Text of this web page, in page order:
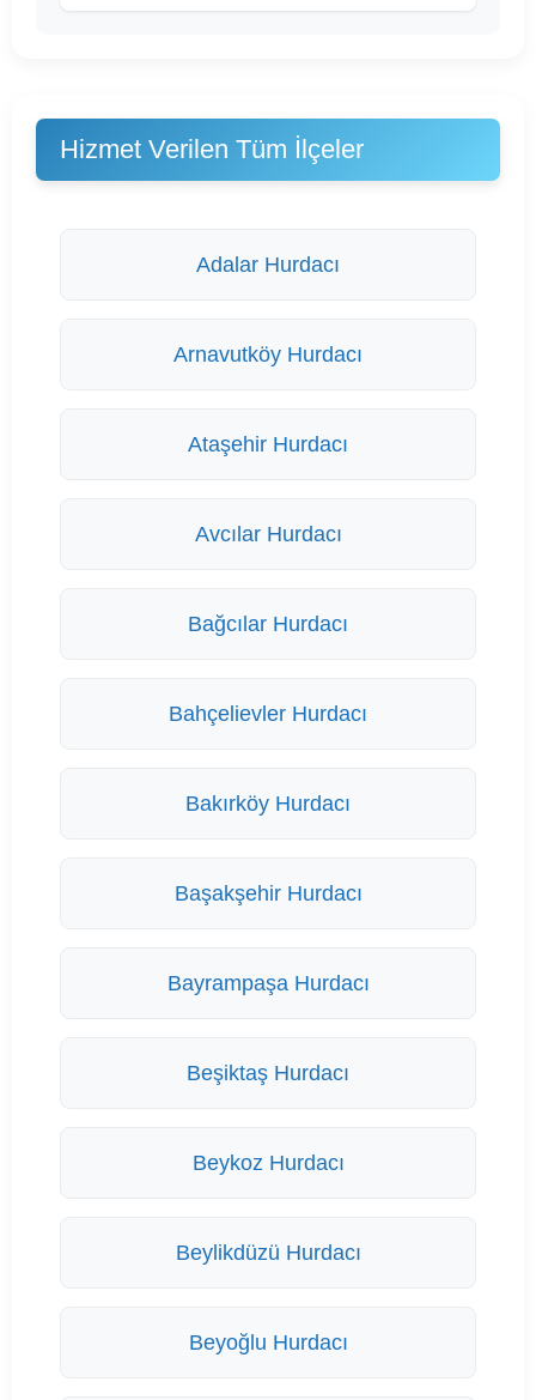
Hizmet Verilen Tüm İlçeler
Adalar Hurdacı
Arnavutköy Hurdacı
Ataşehir Hurdacı
Avcılar Hurdacı
Bağcılar Hurdacı
Bahçelievler Hurdacı
Bakırköy Hurdacı
Başakşehir Hurdacı
Bayrampaşa Hurdacı
Beşiktaş Hurdacı
Beykoz Hurdacı
Beylikdüzü Hurdacı
Beyoğlu Hurdacı